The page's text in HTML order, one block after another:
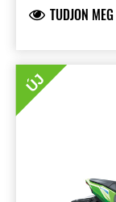
TUDJON
ÚJ